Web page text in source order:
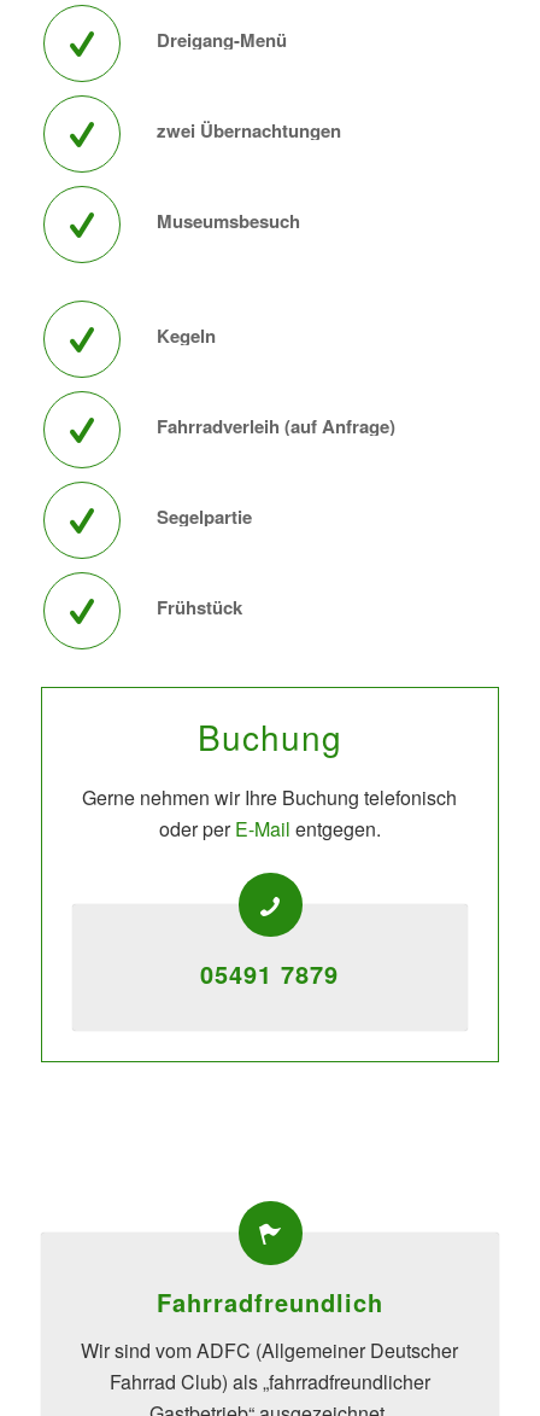
Dreigang-Menü
zwei Übernachtungen
Museumsbesuch
Kegeln
Fahrradverleih (auf Anfrage)
Segelpartie
Frühstück
Buchung
Gerne nehmen wir Ihre Buchung telefonisch
oder perE-Mail entgegen.
05491 7879
Fahrradfreundlich
Wir sind vom ADFC (Allgemeiner Deutscher
Fahrrad Club) als „fahrradfreundlicher